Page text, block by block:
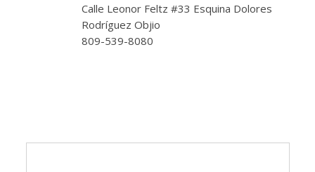
Calle Leonor Feltz #33 Esquina Dolores
Rodríguez Objio
809-539-8080